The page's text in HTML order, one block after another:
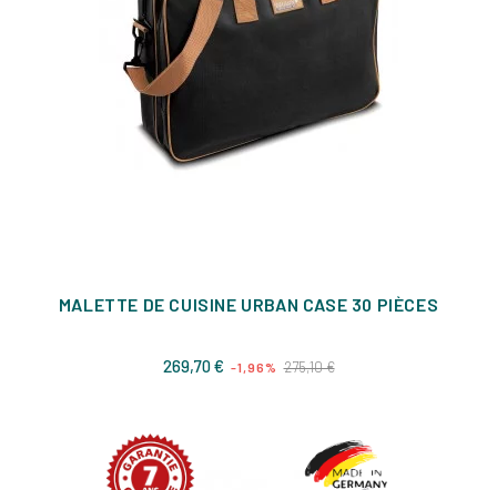
MALETTE DE CUISINE URBAN CASE 30 PIÈCES
269,70 € Prix
-1,96% 275,10 €Prix